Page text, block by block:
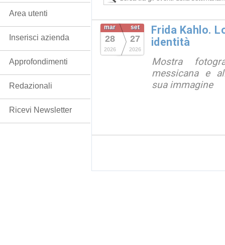
mar
28
2026
set
27
2026
Frida Kahlo.
identità
Mostra
messicana e
sua immagine
Area utenti
Inserisci azienda
Approfondimenti
Redazionali
Ricevi Newsletter